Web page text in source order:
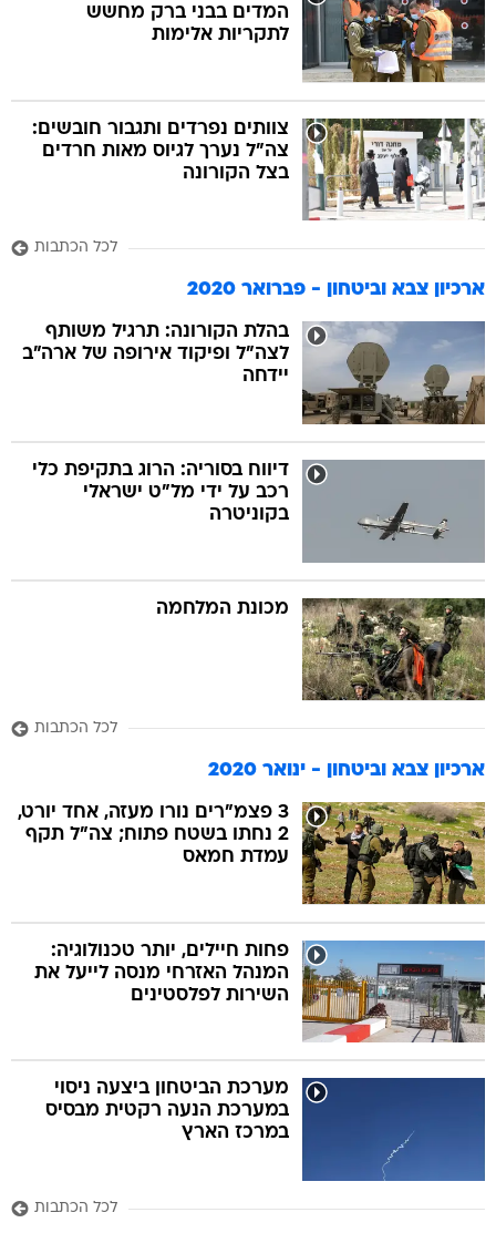
המדים בבני ברק מחשש
לתקריות אלימות
צוותים נפרדים ותגבור חובשים:
צה"ל נערך לגיוס מאות חרדים
בצל הקורונה
לכל הכתבות
ארכיון צבא וביטחון - פברואר 2020
בהלת הקורונה: תרגיל משותף
לצה"ל ופיקוד אירופה של ארה"ב
יידחה
דיווח בסוריה: הרוג בתקיפת כלי
רכב על ידי מל"ט ישראלי
בקוניטרה
מכונת המלחמה
לכל הכתבות
ארכיון צבא וביטחון - ינואר 2020
3 פצמ"רים נורו מעזה, אחד יורט,
2 נחתו בשטח פתוח; צה"ל תקף
עמדת חמאס
פחות חיילים, יותר טכנולוגיה:
המנהל האזרחי מנסה לייעל את
השירות לפלסטינים
מערכת הביטחון ביצעה ניסוי
במערכת הנעה רקטית מבסיס
במרכז הארץ
לכל הכתבות